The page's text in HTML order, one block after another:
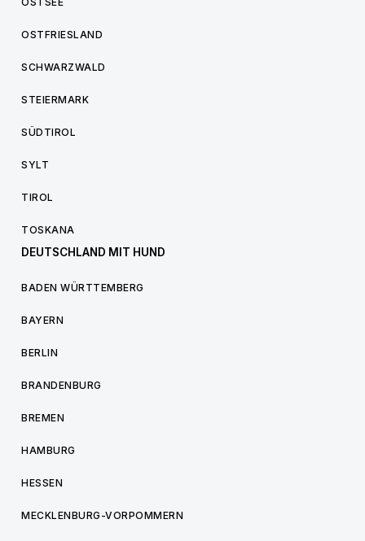
OSTFRIESLAND
SCHWARZWALD
STEIERMARK
SÜDTIROL
SYLT
TIROL
TOSKANA
DEUTSCHLAND MIT HUND
BADEN WÜRTTEMBERG
BAYERN
BERLIN
BRANDENBURG
BREMEN
HAMBURG
HESSEN
MECKLENBURG-VORPOMMERN